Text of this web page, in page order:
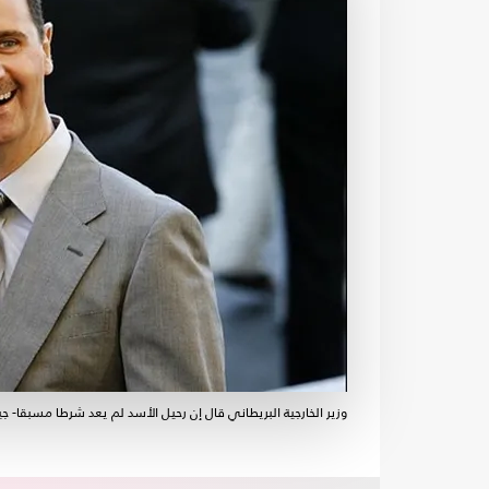
وزير الخارجية البريطاني قال إن رحيل الأسد لم يعد شرطا مسبقا-